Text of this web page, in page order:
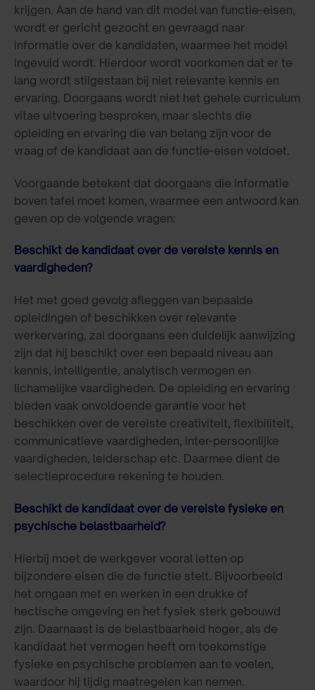
krijgen. Aan de hand van dit model van functie-eisen,
wordt er gericht gezocht en gevraagd naar
informatie over de kandidaten, waarmee het model
ingevuld wordt. Hierdoor wordt voorkomen dat er te
lang wordt stilgestaan bij niet relevante kennis en
ervaring. Doorgaans wordt niet het gehele curriculum
vitae uitvoering besproken, maar slechts die
opleiding en ervaring die van belang zijn voor de
vraag of de kandidaat aan de functie-eisen voldoet.
Voorgaande betekent dat doorgaans die informatie
boven tafel moet komen, waarmee een antwoord kan
geven op de volgende vragen:
Beschikt de kandidaat over de vereiste kennis en
vaardigheden?
Het met goed gevolg afleggen van bepaalde
opleidingen of beschikken over relevante
werkervaring, zal doorgaans een duidelijk aanwijzing
zijn dat hij beschikt over een bepaald niveau aan
kennis, intelligentie, analytisch vermogen en
lichamelijke vaardigheden. De opleiding en ervaring
bieden vaak onvoldoende garantie voor het
beschikken over de vereiste creativiteit, flexibiliteit,
communicatieve vaardigheden, inter-persoonlijke
vaardigheden, leiderschap etc. Daarmee dient de
selectieprocedure rekening te houden.
Beschikt de kandidaat over de vereiste fysieke en
psychische belastbaarheid?
Hierbij moet de werkgever vooral letten op
bijzondere eisen die de functie stelt. Bijvoorbeeld
het omgaan met en werken in een drukke of
hectische omgeving en het fysiek sterk gebouwd
zijn. Daarnaast is de belastbaarheid hoger, als de
kandidaat het vermogen heeft om toekomstige
fysieke en psychische problemen aan te voelen,
waardoor hij tijdig maatregelen kan nemen.